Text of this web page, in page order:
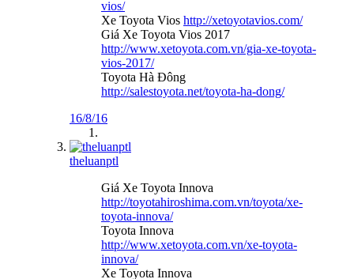
vios/
Xe Toyota Vios http://xetoyotavios.com/
Giá Xe Toyota Vios 2017
http://www.xetoyota.com.vn/gia-xe-toyota-
vios-2017/
Toyota Hà Đông
http://salestoyota.net/toyota-ha-dong/
16/8/16
theluanptl
Giá Xe Toyota Innova
http://toyotahiroshima.com.vn/toyota/xe-
toyota-innova/
Toyota Innova
http://www.xetoyota.com.vn/xe-toyota-
innova/
Xe Toyota Innova